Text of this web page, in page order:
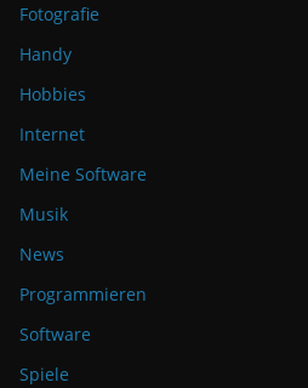
Fotografie
Handy
Hobbies
Internet
Meine Software
Musik
News
Programmieren
Software
Spiele